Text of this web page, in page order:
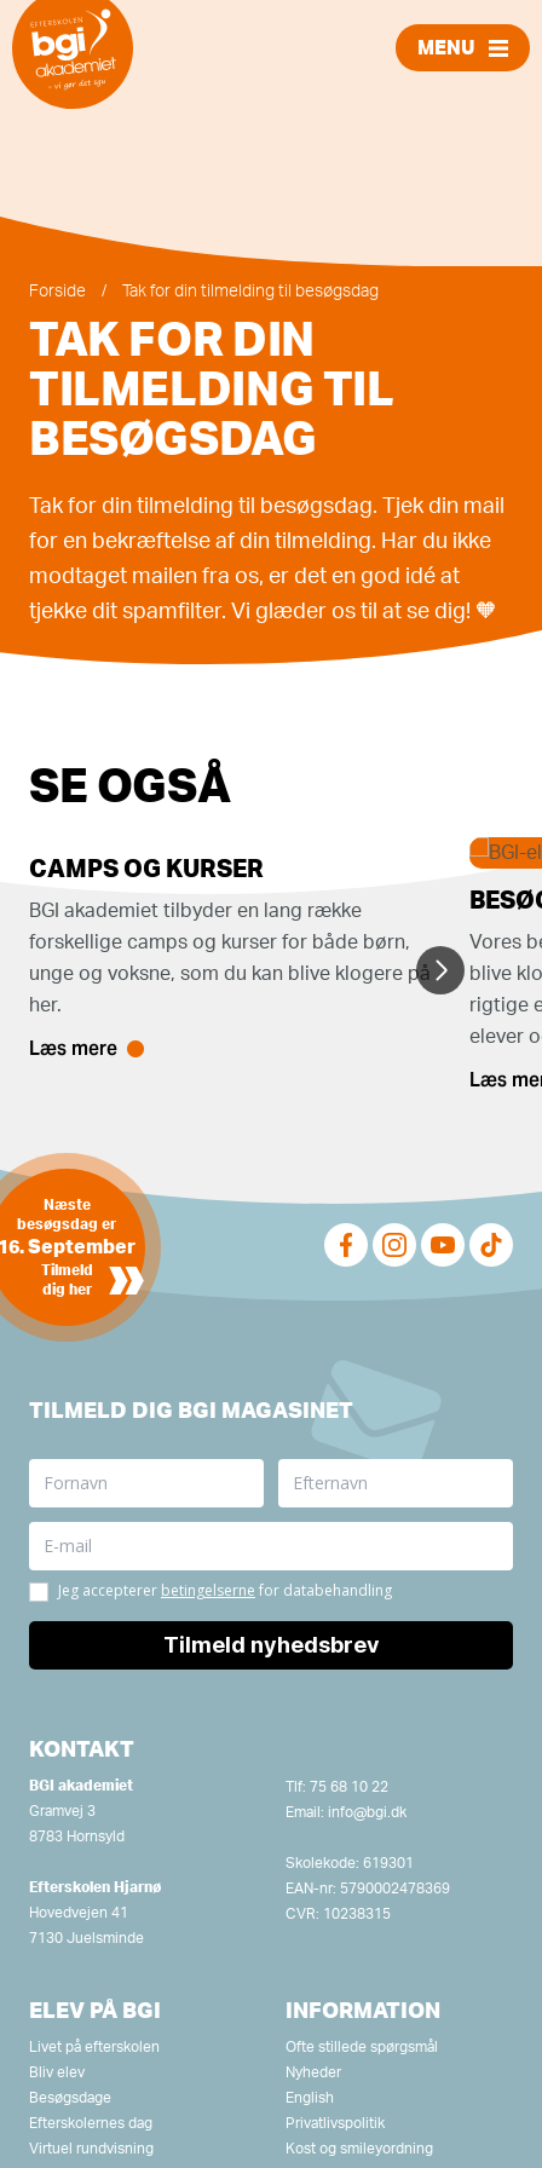
MENU
LUK
Forside / Tak for din tilmelding til besøgsdag
TAK FOR DIN
TILMELDING TIL
BESØGSDAG
Tak for din tilmelding til besøgsdag. Tjek din mail
for en bekræftelse af din tilmelding. Har du ikke
modtaget mailen fra os, er det en god idé at
tjekke dit spamfilter. Vi glæder os til at se dig! 🧡
SE OGSÅ
CAMPS OG KURSER
BGI akademiet tilbyder en lang række
forskellige camps og kurser for både børn,
unge og voksne, som du kan blive klogere på
her.
Læs mere
Vores
blive
rigtige
elever
Læs
»
Næste
besøgsdag er
September
Tilmeld
dig her
KONTAKT
BGI akademiet
Gramvej 3
8783 Hornsyld
Efterskolen Hjarnø
Hovedvejen 41
7130 Juelsminde
Tlf: 75 68 10 22
Email: info@bgi.dk
Skolekode: 619301
EAN-nr: 5790002478369
CVR: 10238315
ELEV PÅ BGI
Livet på efterskolen
Bliv elev
Besøgsdage
Efterskolernes dag
Virtuel rundvisning
INFORMATION
Ofte stillede spørgsmål
Nyheder
English
Privatlivspolitik
Kost og smileyordning
TILMELD DIG BGI MAGASINET